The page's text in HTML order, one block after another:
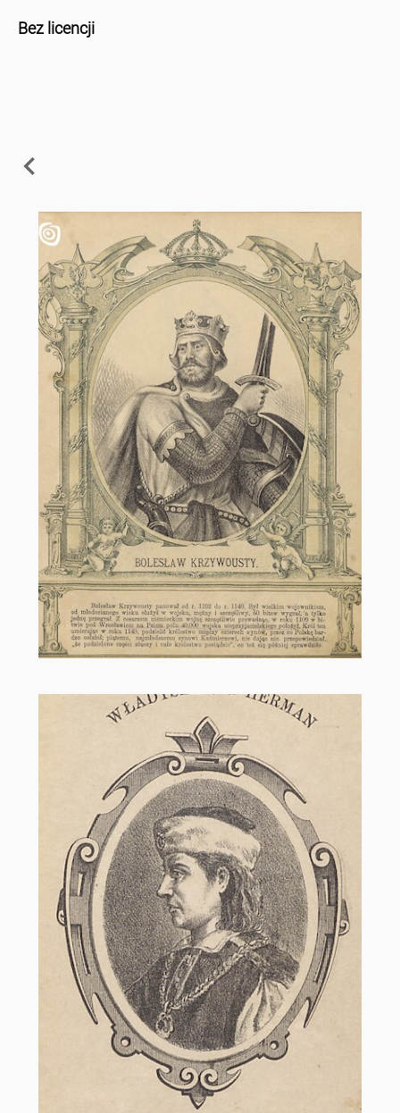
Bez licencji